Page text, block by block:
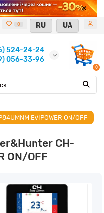
0 RU UA
524-24-24
056-33-96
0
EVIPOWER ON/OFF
CH-
ON/OFF